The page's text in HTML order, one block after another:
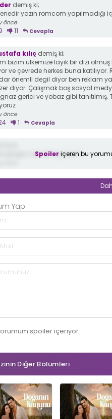
demiş ki;
yazın romcom yapılmadığı
önce
11 Cevapla
kılıç demiş ki;
bizim ülkemize layık bir dizi olmuş
ve çevrede herkes buna
önemli degil diyor ben reklam
diyor. Çalışmak boş sosyal
gerici ve yobaz gibi
önce
1 Cevapla
adı olmuş aura :)
Spoiler içeren bu
Yap
spoileriçeriyor
Diğer Bölümleri